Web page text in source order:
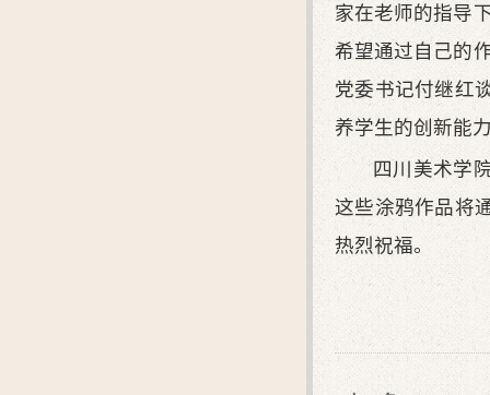
家在老师的指导
希望通过自己的
党委书记付继红
养学生的创新能
四川美术学
这些涂鸦作品将
热烈祝福。